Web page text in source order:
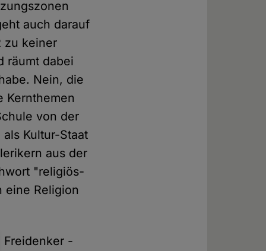
auch darauf
zu keiner
räumt dabei
Nein, die
Kernthemen
von der
Kultur-Staat
aus der
"religiös-
eine Religion
Freidenker -